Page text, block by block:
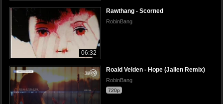
06:32
Rawthang - Scorned
RobinBang
Roald Velden - Hope (Jallen Remix)
RobinBang
720p